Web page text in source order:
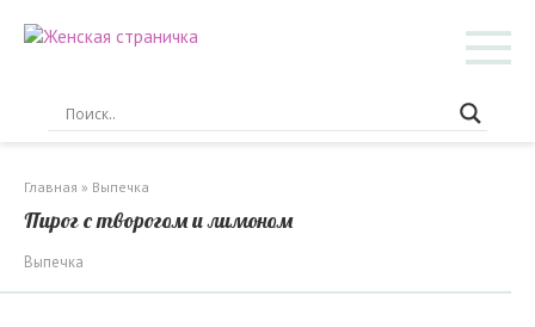
Главная » Выпечка
Пирог с творогом и лимоном
Выпечка